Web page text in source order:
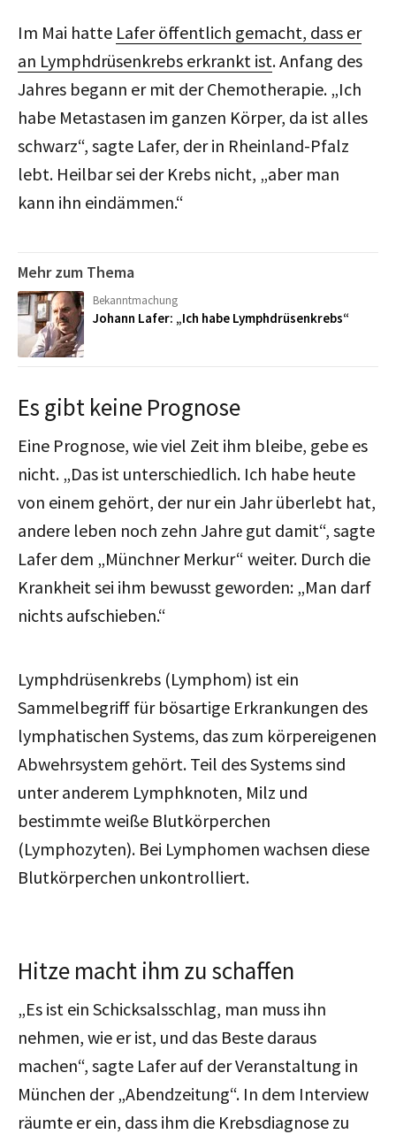
Im Mai hatte Lafer öffentlich gemacht, dass er
an Lymphdrüsenkrebs erkrankt ist. Anfang des
Jahres begann er mit der Chemotherapie. „Ich
habe Metastasen im ganzen Körper, da ist alles
schwarz“, sagte Lafer, der in Rheinland-Pfalz
lebt. Heilbar sei der Krebs nicht, „aber man
kann ihn eindämmen.“
Mehr zum Thema
Bekanntmachung
Johann Lafer: „Ich habe Lymphdrüsenkrebs“
Es gibt keine Prognose
Eine Prognose, wie viel Zeit ihm bleibe, gebe es
nicht. „Das ist unterschiedlich. Ich habe heute
von einem gehört, der nur ein Jahr überlebt hat,
andere leben noch zehn Jahre gut damit“, sagte
Lafer dem „Münchner Merkur“ weiter. Durch die
Krankheit sei ihm bewusst geworden: „Man darf
nichts aufschieben.“
Lymphdrüsenkrebs (Lymphom) ist ein
Sammelbegriff für bösartige Erkrankungen des
lymphatischen Systems, das zum körpereigenen
Abwehrsystem gehört. Teil des Systems sind
unter anderem Lymphknoten, Milz und
bestimmte weiße Blutkörperchen
(Lymphozyten). Bei Lymphomen wachsen diese
Blutkörperchen unkontrolliert.
Hitze macht ihm zu schaffen
„Es ist ein Schicksalsschlag, man muss ihn
nehmen, wie er ist, und das Beste daraus
machen“, sagte Lafer auf der Veranstaltung in
München der „Abendzeitung“. In dem Interview
räumte er ein, dass ihm die Krebsdiagnose zu